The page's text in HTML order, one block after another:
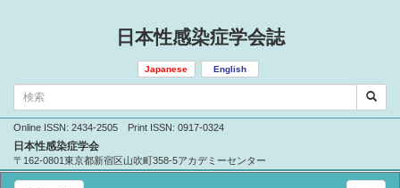
日本性感染症学会誌
Japanese English
Online ISSN: 2434-2505 Print ISSN: 0917-0324
日本性感染症学会
〒162-0801東京都新宿区山吹町358-5アカデミーセンター